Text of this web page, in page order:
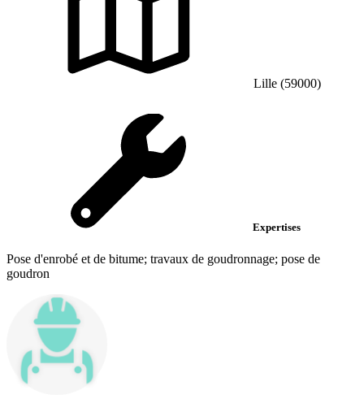
Lille (59000)
Expertises
Pose d'enrobé et de bitume; travaux de goudronnage; pose de
goudron